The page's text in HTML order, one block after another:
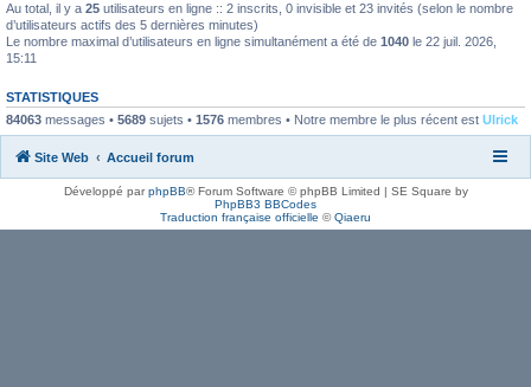
Au total, il y a 25 utilisateurs en ligne :: 2 inscrits, 0 invisible et 23 invités (selon le nombre
d’utilisateurs actifs des 5 dernières minutes)
Le nombre maximal d’utilisateurs en ligne simultanément a été de 1040 le 22 juil. 2026,
15:11
STATISTIQUES
84063 messages • 5689 sujets • 1576 membres • Notre membre le plus récent est Ulrick
Site Web Accueil forum
Développé parphpBB® Forum Software © phpBB Limited | SE Square by
PhpBB3 BBCodes
Traduction française officielle ©Qiaeru